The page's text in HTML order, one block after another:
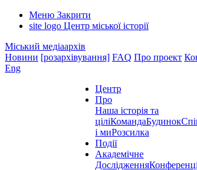
Меню Закрити
site logo Центр міської історії
Міський медіаархів
Новини [розархівування] FAQ Про проект
Eng
Центр
Про
Наша історія та
ціліКомандаБудинок
і миРозсилка
Події
Академічне
Дослідження